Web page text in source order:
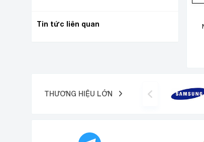
Tin tức liên quan
THƯƠNG HIỆU LỚN